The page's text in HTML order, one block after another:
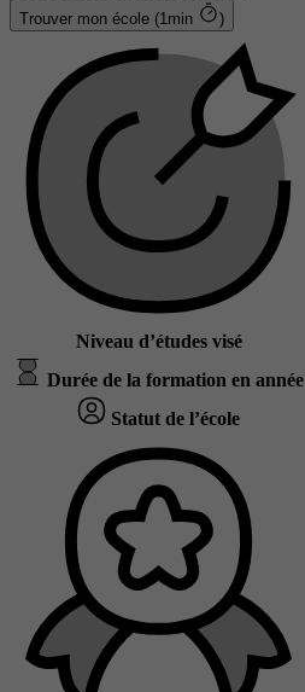
Trouver mon école (1min )
Niveau d’études visé
Durée de la formation en année
Statut de l’école